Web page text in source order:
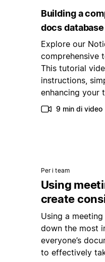
Building a
docs database
Explore our
comprehensive
This tutorial
instructions,
enhancing your
9 min di video
Per i team
Using
create
Using a
down the most
everyone’s
to effectively